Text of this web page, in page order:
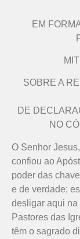
EM
SOBRE A
DE
NO
O Senhor
confiou ao
poder das
e de verdade;
desligar aqui na
Pastores das
têm o sagrado